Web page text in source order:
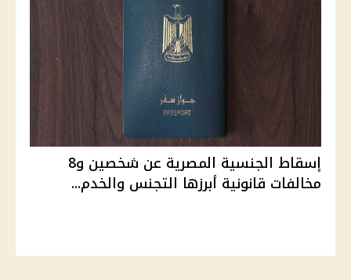
إسقاط الجنسية المصرية عن شخصين و8
مخالفات قانونية أبرزها التجنس والخدم...